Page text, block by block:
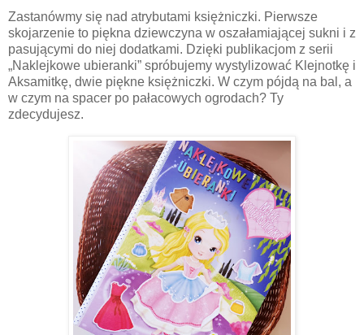
Zastanówmy się nad atrybutami księżniczki. Pierwsze
skojarzenie to piękna dziewczyna w oszałamiającej sukni i z
pasującymi do niej dodatkami. Dzięki publikacjom z serii
„Naklejkowe ubieranki” spróbujemy wystylizować Klejnotkę i
Aksamitkę, dwie piękne księżniczki. W czym pójdą na bal, a
w czym na spacer po pałacowych ogrodach? Ty
zdecydujesz.